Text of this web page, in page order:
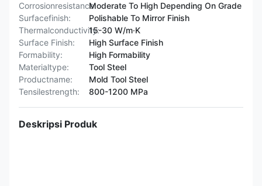
Corrosionresistance:Moderate To High Depending On Grade
Surfacefinish:
Polishable To Mirror Finish
Thermalconductivity:15-30 W/m·K
Surface Finish:
High Surface Finish
Formability:
High Formability
Materialtype:
Tool Steel
Productname:
Mold Tool Steel
Tensilestrength:
800-1200 MPa
Deskripsi Produk